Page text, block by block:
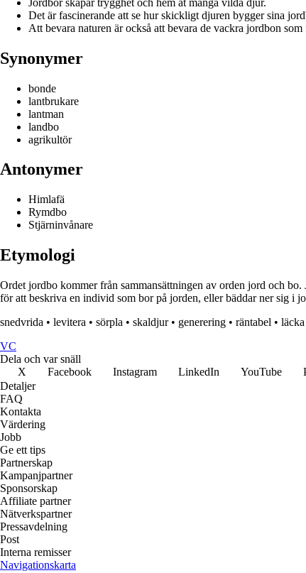
Det är fascinerande att se hur skickligt djuren bygger sina
Att bevara naturen är också att bevara de vackra jordbon som
Synonymer
bonde
lantbrukare
lantman
landbo
agrikultör
Antonymer
Himlafä
Rymdbo
Stjärninvånare
Etymologi
Ordet jordbo kommer från sammansättningen av orden jord och
för att beskriva en individ som bor på jorden, eller bäddar ner sig i
snedvrida • levitera • sörpla • skaldjur• generering • räntabel • läcka
VC
Dela och var snäll
X
Facebook Instagram LinkedIn YouTube
Detaljer
FAQ
Kontakta
Värdering
Jobb
Ge ett tips
Partnerskap
Kampanjpartner
Sponsorskap
Affiliate partner
Nätverkspartner
Pressavdelning
Post
Interna remisser
Navigationskarta